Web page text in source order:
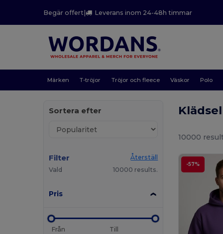
Begär offert| Leverans inom 24-48h timmar
Märken T-tröjor Tröjor och fleece Väskor Polo
Sortera efter
Filter
Återställ
Vald
10000 results.
Pris
Från
Till
Klädsel
10000
-57%